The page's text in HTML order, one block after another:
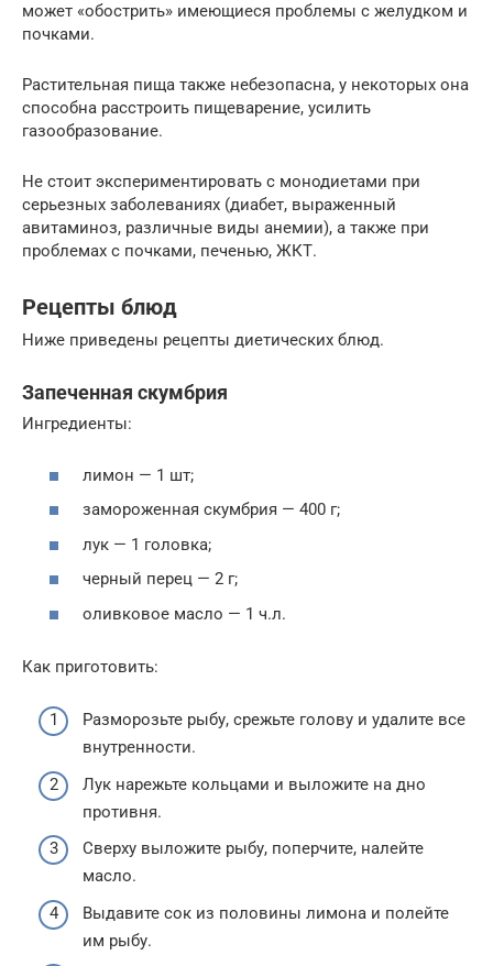
может «обострить» имеющиеся проблемы с желудком и
почками.
Растительная пища также небезопасна, у некоторых она
способна расстроить пищеварение, усилить
газообразование.
Не стоит экспериментировать с монодиетами при
серьезных заболеваниях (диабет, выраженный
авитаминоз, различные виды анемии), а также при
проблемах с почками, печенью, ЖКТ.
Рецепты блюд
Ниже приведены рецепты диетических блюд.
Запеченная скумбрия
Ингредиенты:
лимон — 1 шт;
замороженная скумбрия — 400 г;
лук — 1 головка;
черный перец — 2 г;
оливковое масло — 1 ч.л.
Как приготовить:
Разморозьте рыбу, срежьте голову и удалите все
внутренности.
Лук нарежьте кольцами и выложите на дно
противня.
Сверху выложите рыбу, поперчите, налейте
масло.
Выдавите сок из половины лимона и полейте
им рыбу.